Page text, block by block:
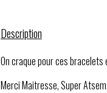
Description
On craque pour ces
Merci Maitresse, Super